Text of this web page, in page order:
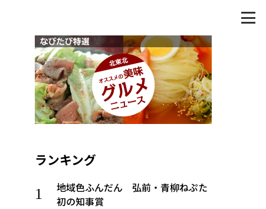
ランキング
地域色ふんだん 弘前・青柳ねぷた
初の知事賞